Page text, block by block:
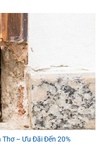
Thơ – Ưu Đãi Đến 20%